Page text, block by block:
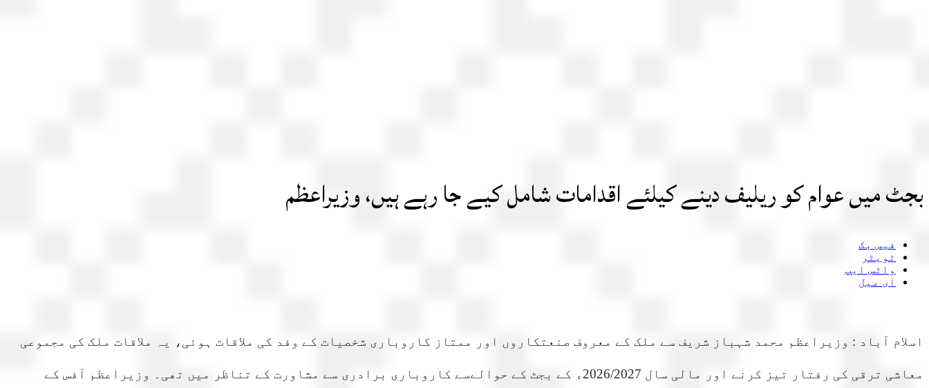
بجٹ میں عوام کو ریلیف دینے کیلئے اقدامات شامل کیے جا رہے ہیں، وزیراعظم
فیس بک
ٹویٹر
واٹس ایپ
ای میل
اسلام آباد : وزیراعظم محمد شہباز شریف سے ملک کے معروف صنعتکاروں اور ممتاز کاروباری شخصیات کے وفد کی ملاقات ہوئی، یہ ملاقات ملک کی مجموعی
معاشی ترقی کی رفتار تیز کرنے اور مالی سال 2026/2027ء کے بجٹ کے حوالےسے کاروباری برادری سے مشاورت کے تناظر میں تھی۔ وزیراعظم آفس کے